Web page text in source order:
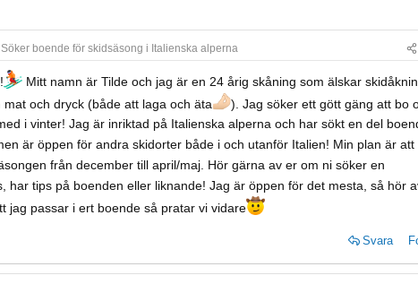
Söker boende för skidsäsong i Italienska alperna
Mitt namn är Tilde och jag är en 24 årig skåning som älskar
mat och dryck (både att laga och äta
). Jag söker ett gött gäng att bo
i vinter! Jag är inriktad på Italienska alperna och har sökt en del
är öppen för andra skidorter både i och utanför Italien! Min plan är att
från december till april/maj. Hör gärna av er om ni söker en
har tips på boenden eller liknande! Jag är öppen för det mesta, så hör
jag passar i ert boende så pratar vi vidare
Svara